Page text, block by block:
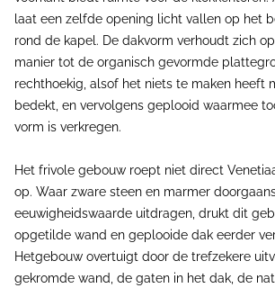
laat een zelfde opening licht vallen op het
rond de kapel. De dakvorm verhoudt zich
manier tot de organisch gevormde
rechthoekig, alsof het niets te maken heeft
bedekt, en vervolgens geplooid waarmee
vorm is verkregen.
Het frivole gebouw roept niet direct
op. Waar zware steen en marmer
eeuwigheidswaarde uitdragen, drukt dit
opgetilde wand en geplooide dak eerder
Hetgebouw overtuigt door de trefzekere
gekromde wand, de gaten in het dak, de